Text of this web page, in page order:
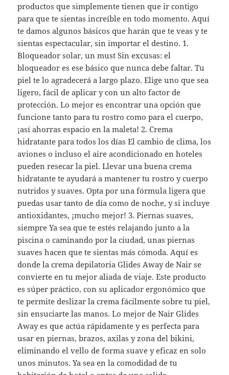
productos que simplemente tienen que ir contigo
para que te sientas increíble en todo momento. Aquí
te damos algunos básicos que harán que te veas y te
sientas espectacular, sin importar el destino. 1.
Bloqueador solar, un must Sin excusas: el
bloqueador es ese básico que nunca debe faltar. Tu
piel te lo agradecerá a largo plazo. Elige uno que sea
ligero, fácil de aplicar y con un alto factor de
protección. Lo mejor es encontrar una opción que
funcione tanto para tu rostro como para el cuerpo,
¡así ahorras espacio en la maleta! 2. Crema
hidratante para todos los días El cambio de clima, los
aviones o incluso el aire acondicionado en hoteles
pueden resecar la piel. Llevar una buena crema
hidratante te ayudará a mantener tu rostro y cuerpo
nutridos y suaves. Opta por una fórmula ligera que
puedas usar tanto de día como de noche, y si incluye
antioxidantes, ¡mucho mejor! 3. Piernas suaves,
siempre Ya sea que te estés relajando junto a la
piscina o caminando por la ciudad, unas piernas
suaves hacen que te sientas más cómoda. Aquí es
donde la crema depilatoria Glides Away de Nair se
convierte en tu mejor aliada de viaje. Este producto
es súper práctico, con su aplicador ergonómico que
te permite deslizar la crema fácilmente sobre tu piel,
sin ensuciarte las manos. Lo mejor de Nair Glides
Away es que actúa rápidamente y es perfecta para
usar en piernas, brazos, axilas y zona del bikini,
eliminando el vello de forma suave y eficaz en solo
unos minutos. Ya sea en la comodidad de tu